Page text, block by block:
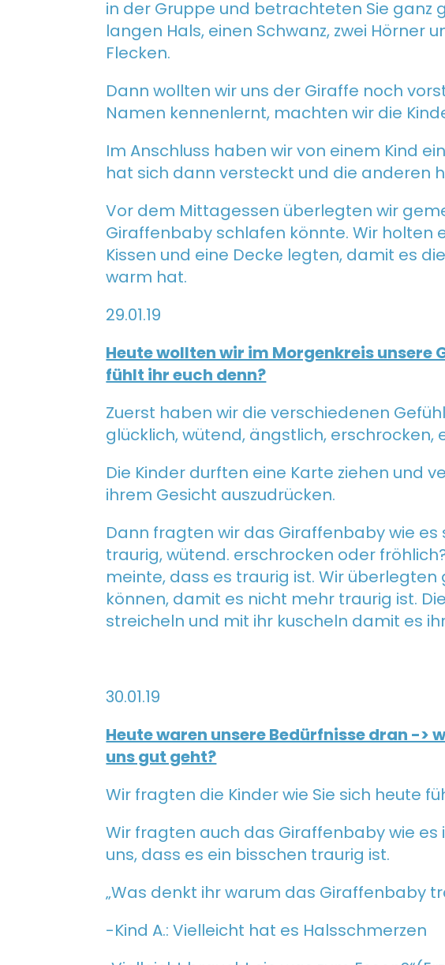
in der Gruppe und betrachteten Sie ganz
langen Hals, einen Schwanz, zwei Hörner
Flecken.
Dann wollten wir uns der Giraffe noch
Namen kennenlernt, machten wir die
Im Anschluss haben wir von einem Kind
hat sich dann versteckt und die anderen
Vor dem Mittagessen überlegten wir
Giraffenbaby schlafen könnte. Wir holten
Kissen und eine Decke legten, damit es
warm hat.
29.01.19
Heute wollten wir im Morgenkreis unsere
fühlt ihr euch denn?
Zuerst haben wir die verschiedenen
glücklich, wütend, ängstlich,
Die Kinder durften eine Karte ziehen und
ihrem Gesicht auszudrücken.
Dann fragten wir das Giraffenbaby wie es
traurig, wütend. erschrocken oder
meinte, dass es traurig ist. Wir
können, damit es nicht mehr traurig ist.
streicheln und mit ihr kuscheln damit es
30.01.19
Heute waren unsere Bedürfnisse dran ->
uns gut geht?
Wir fragten die Kinder wie Sie sich heute
Wir fragten auch das Giraffenbaby wie es
uns, dass es ein bisschen traurig ist.
„Was denkt ihr warum das Giraffenbaby
-Kind A.: Vielleicht hat es Halsschmerzen